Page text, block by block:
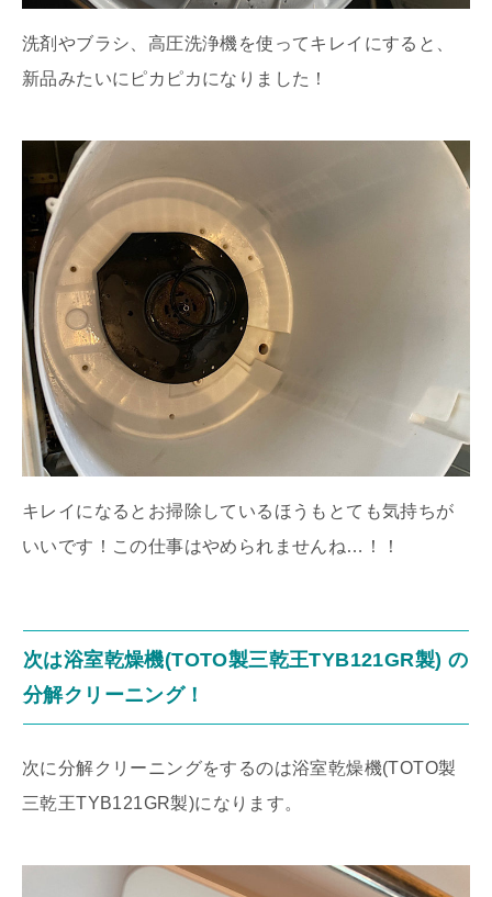
洗剤やブラシ、高圧洗浄機を使ってキレイにすると、
新品みたいにピカピカになりました！
キレイになるとお掃除しているほうもとても気持ちが
いいです！この仕事はやめられませんね…！！
次は浴室乾燥機(TOTO製三乾王TYB121GR製) の
分解クリーニング！
次に分解クリーニングをするのは浴室乾燥機(TOTO製
三乾王TYB121GR製)になります。